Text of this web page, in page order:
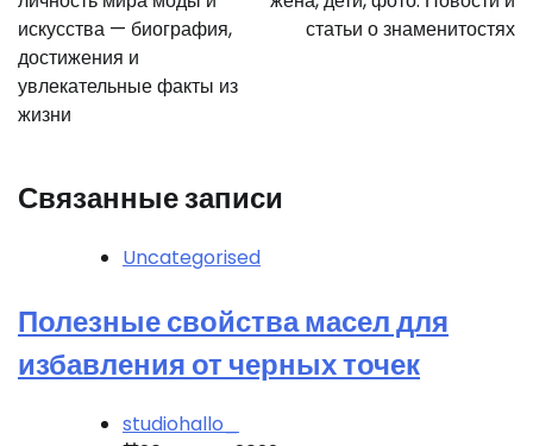
искусства — биография,
достижения и
увлекательные факты из
жизни
статьи о знаменитостях
Связанные записи
Uncategorised
Полезные свойства масел для
избавления от черных точек
studiohallo_